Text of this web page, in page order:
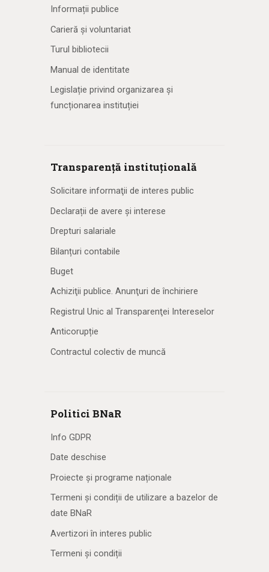
Informații publice
Carieră și voluntariat
Turul bibliotecii
Manual de identitate
Legislație privind organizarea și
funcționarea instituției
Transparență instituțională
Solicitare informaţii de interes public
Declarații de avere și interese
Drepturi salariale
Bilanțuri contabile
Buget
Achiziţii publice. Anunţuri de închiriere
Registrul Unic al Transparenţei Intereselor
Anticorupție
Contractul colectiv de muncă
Politici BNaR
Info GDPR
Date deschise
Proiecte și programe naționale
Termeni și condiții de utilizare a bazelor de
date BNaR
Avertizori în interes public
Termeni și condiții